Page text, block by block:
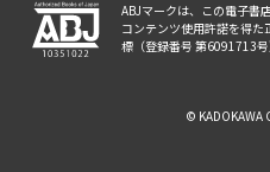
ABJマークは、この電子書
コンテンツ使用許諾を得
標（登録番号 第6091713号
© KADOKAWA